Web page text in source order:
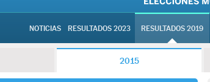
NOTICIAS RESULTADOS 2023 RESULTADOS 2019
2015